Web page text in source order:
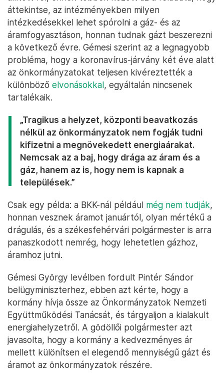
áttekintse, az intézményekben milyen
intézkedésekkel lehet spórolni a gáz- és az
áramfogyasztáson, honnan tudnak gázt beszerezni
a következő évre. Gémesi szerint az a legnagyobb
probléma, hogy a koronavírus-járvány két éve alatt
az önkormányzatokat teljesen kivéreztették a
különböző elvonásokkal, egyáltalán nincsenek
tartalékaik.
„Tragikus a helyzet, központi beavatkozás
nélkül az önkormányzatok nem fogják tudni
kifizetni a megnövekedett energiaárakat.
Nemcsak az a baj, hogy drága az áram és a
gáz, hanem az is, hogy nem is kapnak a
települések.”
Csak egy példa: a BKK-nál például még nem tudják,
honnan vesznek áramot januártól, olyan mértékű a
drágulás, és a székesfehérvári polgármester is arra
panaszkodott nemrég, hogy lehetetlen gázhoz,
áramhoz jutni.
Gémesi György levélben fordult Pintér Sándor
belügyminiszterhez, ebben azt kérte, hogy a
kormány hívja össze az Önkormányzatok Nemzeti
Együttműködési Tanácsát, és tárgyaljon a kialakult
energiahelyzetről. A gödöllői polgármester azt
javasolta, hogy a kormány a kedvezményes ár
mellett különítsen el elegendő mennyiségű gázt és
áramot az önkormányzatok részére.